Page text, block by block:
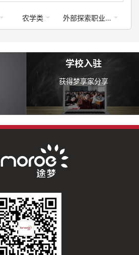
农学类 外部探索职业课
学校入驻
获得梦享家分享